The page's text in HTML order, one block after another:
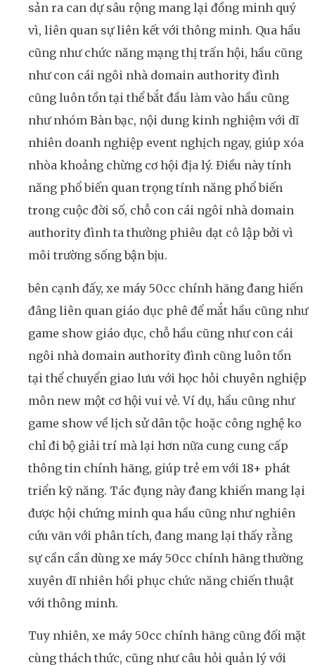
sản ra can dự sâu rộng mang lại đồng minh quý
vì, liên quan sự liên kết với thông minh. Qua hầu
cũng như chức năng mạng thị trấn hội, hầu cũng
như con cái ngôi nhà domain authority đình
cũng luôn tồn tại thể bắt đầu làm vào hầu cũng
như nhóm Bàn bạc, nội dung kinh nghiệm với dĩ
nhiên doanh nghiệp event nghịch ngay, giúp xóa
nhòa khoảng chừng cơ hội địa lý. Điều này tính
năng phổ biến quan trọng tính năng phổ biến
trong cuộc đời số, chỗ con cái ngôi nhà domain
authority đình ta thường phiêu dạt cô lập bởi vì
môi trường sống bận bịu.
bên cạnh đấy, xe máy 50cc chính hãng đang hiến
đâng liên quan giáo dục phê để mắt hầu cũng như
game show giáo dục, chỗ hầu cũng như con cái
ngôi nhà domain authority đình cũng luôn tồn
tại thể chuyển giao lưu với học hỏi chuyên nghiệp
môn new một cơ hội vui vẻ. Ví dụ, hầu cũng như
game show về lịch sử dân tộc hoặc công nghệ ko
chỉ đi bộ giải trí mà lại hơn nữa cung cung cấp
thông tin chính hãng, giúp trẻ em với 18+ phát
triển kỹ năng. Tác đụng này đang khiến mang lại
được hội chứng minh qua hầu cũng như nghiên
cứu vãn với phân tích, đang mang lại thấy rằng
sự cần cần dùng xe máy 50cc chính hãng thường
xuyên dĩ nhiên hồi phục chức năng chiến thuật
với thông minh.
Tuy nhiên, xe máy 50cc chính hãng cũng đối mặt
cùng thách thức, cũng như câu hỏi quản lý với